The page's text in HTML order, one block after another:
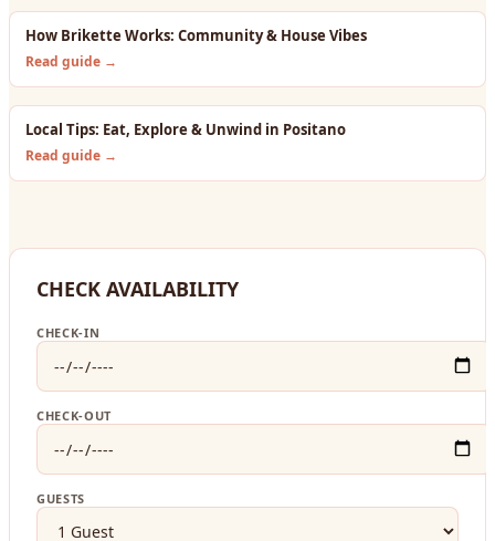
How Brikette Works: Community & House Vibes
Read guide →
Local Tips: Eat, Explore & Unwind in Positano
Read guide →
CHECK AVAILABILITY
CHECK-IN
CHECK-OUT
GUESTS